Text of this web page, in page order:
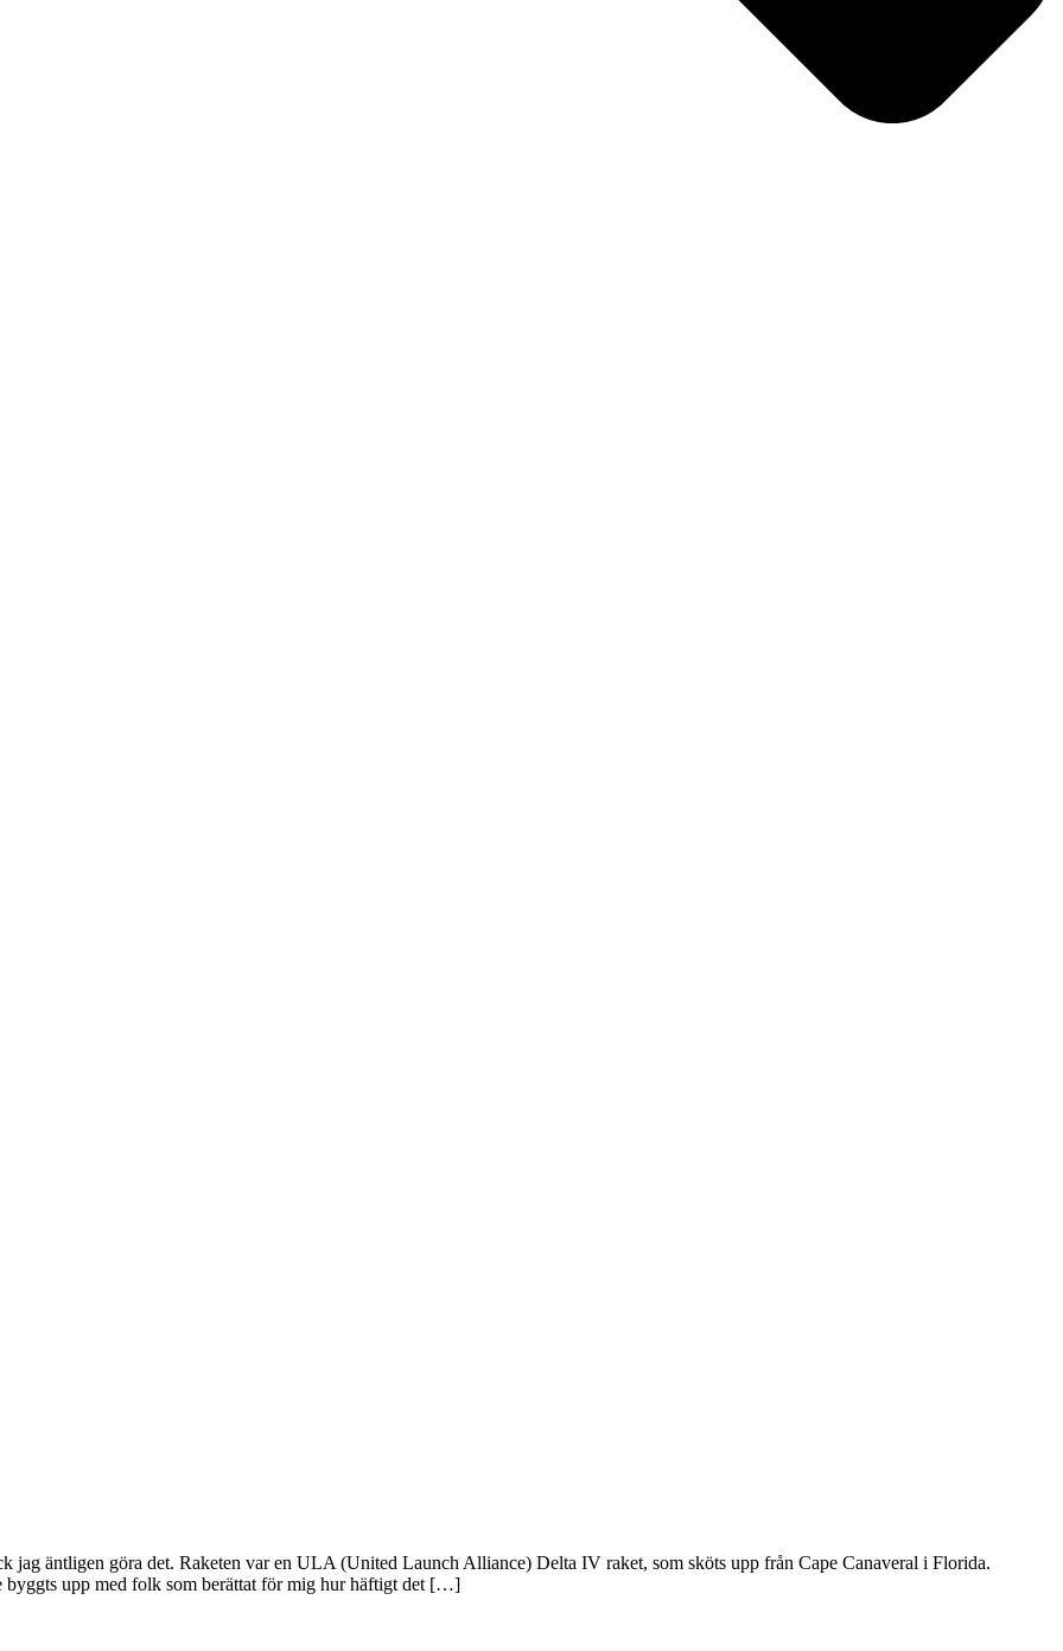
jag äntligen göra det. Raketen var en ULA (United Launch Alliance) Delta IV raket, som sköts upp från Cape Canaveral i Florida.
upp med folk som berättat för mig hur häftigt det […]